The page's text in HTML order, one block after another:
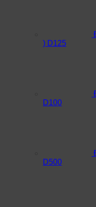
) D125
D100
D500